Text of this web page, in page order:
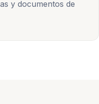
y documentos de